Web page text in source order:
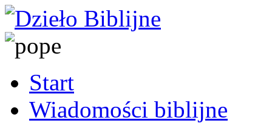
Start
Wiadomości biblijne